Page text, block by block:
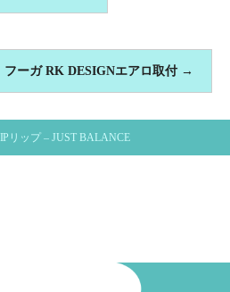
フーガ RK DESIGNエアロ取付 →
リップ – JUST BALANCE